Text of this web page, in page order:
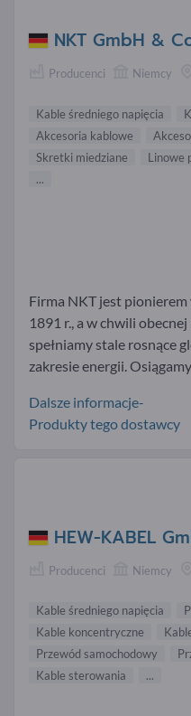
NKT GmbH &
Producenci Niemcy
Kable średniego napięcia
Akcesoria kablowe
Skretki miedziane
Linowe
...
Firma NKT jest
1891 r., a w chwili
spełniamy stale rosnące
zakresie energii. Osiągamy...
Dalsze informacje-
Produkty tego dostawcy
HEW-KABEL
Producenci Niemcy
Kable średniego napięcia
Kable koncentryczne
Przewód samochodowy
Kable sterowania
...